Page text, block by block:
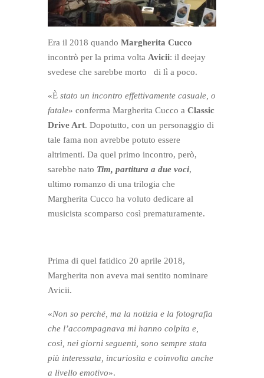
Era il 2018 quando Margherita Cucco
incontrò per la prima volta Avicii: il deejay
svedese che sarebbe morto di lì a poco.
«È stato un incontro effettivamente casuale, o
fatale» conferma Margherita Cucco a Classic
Drive Art. Dopotutto, con un personaggio di
tale fama non avrebbe potuto essere
altrimenti. Da quel primo incontro, però,
sarebbe nato Tim, partitura a due voci,
ultimo romanzo di una trilogia che
Margherita Cucco ha voluto dedicare al
musicista scomparso così prematuramente.
Prima di quel fatidico 20 aprile 2018,
Margherita non aveva mai sentito nominare
Avicii.
«Non so perché, ma la notizia e la fotografia
che l’accompagnava mi hanno colpita e,
così, nei giorni seguenti, sono sempre stata
più interessata, incuriosita e coinvolta anche
a livello emotivo».